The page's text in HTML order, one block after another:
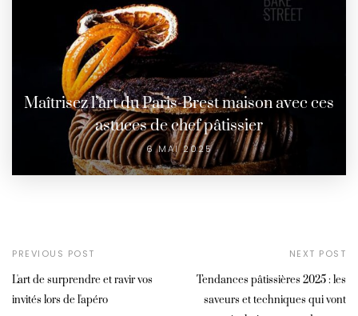
Maîtrisez l’art du Paris-Brest maison avec ces
astuces de chef pâtissier
6 MAI 2025
PREVIOUS POST
L'art de surprendre et ravir vos
invités lors de l'apéro
NEXT POST
Tendances pâtissières 2025 : les
saveurs et techniques qui vont